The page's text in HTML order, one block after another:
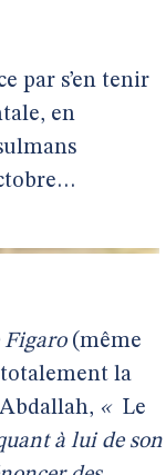
par s’en tenir
en
Figaro(même
la
« Le
à lui de son